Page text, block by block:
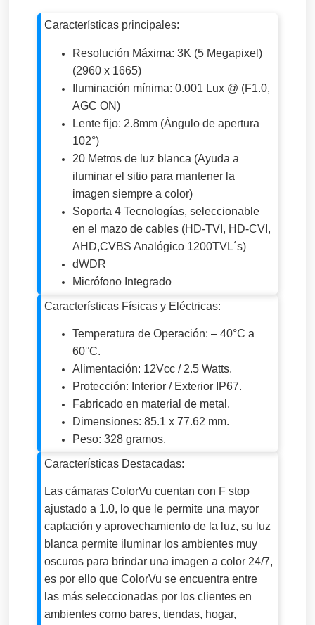
Características principales:
Resolución Máxima: 3K (5 Megapixel)
(2960 x 1665)
Iluminación mínima: 0.001 Lux @ (F1.0,
AGC ON)
Lente fijo: 2.8mm (Ángulo de apertura
102°)
20 Metros de luz blanca (Ayuda a
iluminar el sitio para mantener la
imagen siempre a color)
Soporta 4 Tecnologías, seleccionable
en el mazo de cables (HD-TVI, HD-CVI,
AHD,CVBS Analógico 1200TVL´s)
dWDR
Micrófono Integrado
Características Físicas y Eléctricas:
Temperatura de Operación: – 40°C a
60°C.
Alimentación: 12Vcc / 2.5 Watts.
Protección: Interior / Exterior IP67.
Fabricado en material de metal.
Dimensiones: 85.1 x 77.62 mm.
Peso: 328 gramos.
Características Destacadas:
Las cámaras ColorVu cuentan con F stop
ajustado a 1.0, lo que le permite una mayor
captación y aprovechamiento de la luz, su luz
blanca permite iluminar los ambientes muy
oscuros para brindar una imagen a color 24/7,
es por ello que ColorVu se encuentra entre
las más seleccionadas por los clientes en
ambientes como bares, tiendas, hogar,